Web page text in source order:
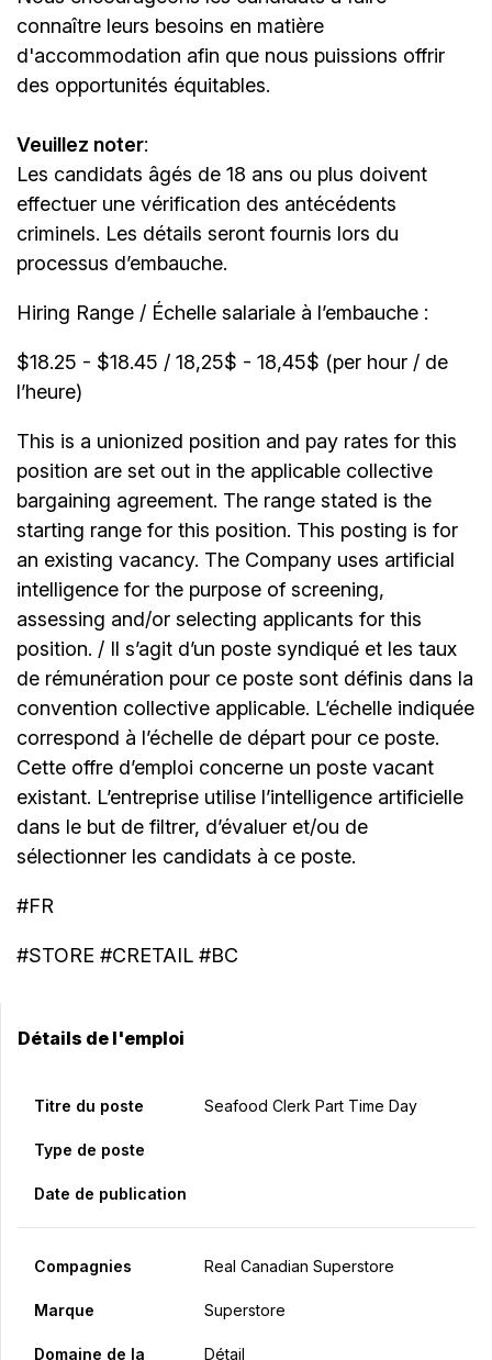
connaître leurs besoins en matière
d'accommodation afin que nous puissions offrir
des opportunités équitables.
Veuillez noter:
Les candidats âgés de 18 ans ou plus doivent
effectuer une vérification des antécédents
criminels. Les détails seront fournis lors du
processus d’embauche.
Hiring Range / Échelle salariale à l’embauche :
$18.25 - $18.45 / 18,25$ - 18,45$ (per hour / de
l’heure)
This is a unionized position and pay rates for this
position are set out in the applicable collective
bargaining agreement. The range stated is the
starting range for this position. This posting is for
an existing vacancy. The Company uses artificial
intelligence for the purpose of screening,
assessing and/or selecting applicants for this
position. / Il s’agit d’un poste syndiqué et les taux
de rémunération pour ce poste sont définis dans la
convention collective applicable. L’échelle indiquée
correspond à l’échelle de départ pour ce poste.
Cette offre d’emploi concerne un poste vacant
existant. L’entreprise utilise l’intelligence artificielle
dans le but de filtrer, d’évaluer et/ou de
sélectionner les candidats à ce poste.
#FR
#STORE #CRETAIL #BC
Détails de l'emploi
Titre du poste Seafood Clerk Part Time Day
Type de poste
Date de publication
Compagnies Real Canadian Superstore
Marque Superstore
Domaine de la
Détail